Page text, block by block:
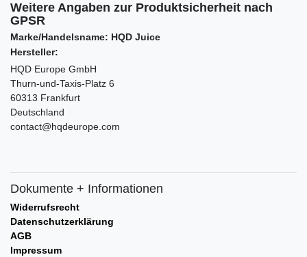
Weitere Angaben zur Produktsicherheit nach
GPSR
Marke/Handelsname: HQD Juice
Hersteller:
HQD Europe GmbH
Thurn-und-Taxis-Platz 6
60313 Frankfurt
Deutschland
contact@hqdeurope.com
Dokumente + Informationen
Widerrufsrecht
Datenschutzerklärung
AGB
Impressum